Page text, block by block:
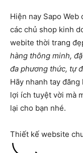
Hiện nay Sapo
các chủ shop kinh
webite thời trang
hàng thông minh,
đa phương thức, tự
Hãy nhanh tay
lợi ích tuyệt vời mà
lại cho bạn nhé.
Thiết kế website